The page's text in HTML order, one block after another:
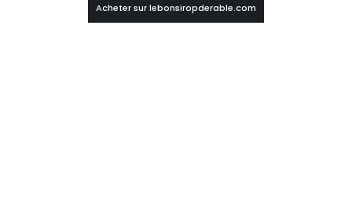
Acheter sur lebonsiropderable.com